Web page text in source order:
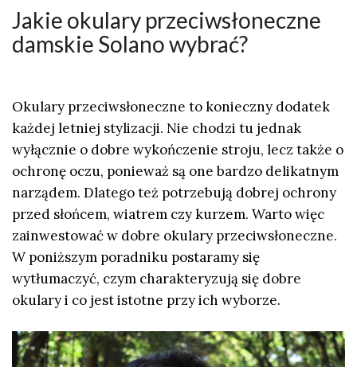
Jakie okulary przeciwsłoneczne
damskie Solano wybrać?
Okulary przeciwsłoneczne to konieczny dodatek
każdej letniej stylizacji. Nie chodzi tu jednak
wyłącznie o dobre wykończenie stroju, lecz także o
ochronę oczu, ponieważ są one bardzo delikatnym
narządem. Dlatego też potrzebują dobrej ochrony
przed słońcem, wiatrem czy kurzem. Warto więc
zainwestować w dobre okulary przeciwsłoneczne.
W poniższym poradniku postaramy się
wytłumaczyć, czym charakteryzują się dobre
okulary i co jest istotne przy ich wyborze.